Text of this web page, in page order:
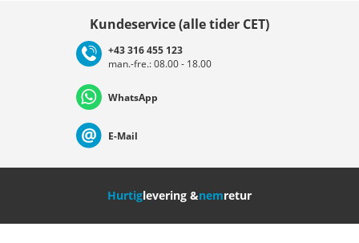
Deutschland Österreich
Nederland Italia (Italiano) Italien (Deutsch)
Kundeservice (alle tider CET)
+43 316 455 123
man.-fre.: 08.00 - 18.00
WhatsApp
E-Mail
Hurtiglevering &nemretur